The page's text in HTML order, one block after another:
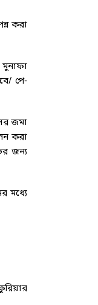
করা
মুনাফা
পে-
জমা
করা
জন্য
মধ্যে